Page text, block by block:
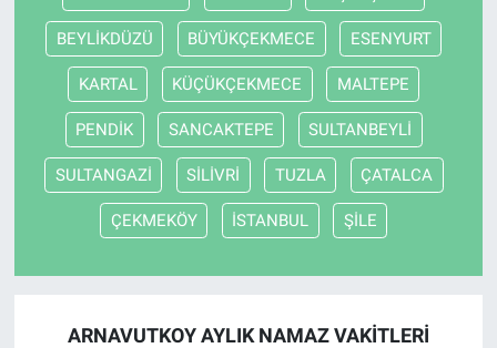
BEYLİKDÜZÜ BÜYÜKÇEKMECE ESENYURT
KARTAL KÜÇÜKÇEKMECE MALTEPE
PENDİK SANCAKTEPE SULTANBEYLİ
SULTANGAZİ SİLİVRİ TUZLA ÇATALCA
ÇEKMEKÖY İSTANBUL ŞİLE
ARNAVUTKOY AYLIK NAMAZ VAKITLERI